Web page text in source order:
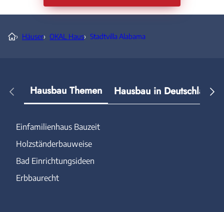
› Häuser› OKAL Haus› Stadtvilla Alabama
Hausbau Themen Hausbau in Deutschland
Einfamilienhaus Bauzeit
Holzständerbauweise
Bad Einrichtungsideen
Erbbaurecht